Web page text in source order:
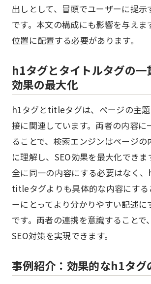
出しとして、冒頭でユーザーに提示
です。本文の構成にも影響を与えま
位置に配置する必要があります。
h1タグとタイトルタグの一
効果の最大化
h1タグとtitleタグは、ページの主
接に関連しています。両者の内容に
ることで、検索エンジンはページ
に理解し、SEO効果を最大化でき
全に同一の内容にする必要はなく
titleタグよりも具体的な内容にする
ーにとってより分かりやすい記述に
です。両者の連携を意識することで
SEO対策を実現できます。
事例紹介：効果的なh1タグ